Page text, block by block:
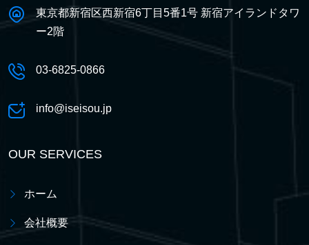
東京都新宿区西新宿6丁目5番1号 新宿アイランドタワ
ー2階
03-6825-0866
info@iseisou.jp
OUR SERVICES
ホーム
会社概要